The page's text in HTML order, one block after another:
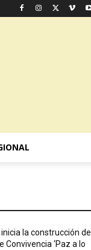
la construcción del
Convivencia ‘Paz a lo